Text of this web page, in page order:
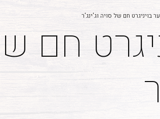
בויניגרט חם של סויה וג'ינג'ר
חם